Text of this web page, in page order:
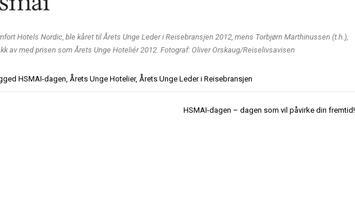
Hotels Nordic, ble kåret til Årets Unge Leder i Reisebransjen 2012, mens Torbjørn Marthinussen (t.h.),
av med prisen som Årets Unge Hoteliér 2012. Fotograf: Oliver Orskaug/Reiselivsavisen
HSMAI-dagen, Årets Unge Hotelier, Årets Unge Leder i Reisebransjen
HSMAI-dagen – dagen som vil påvirke din fremtid!